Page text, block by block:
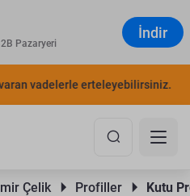
Pazaryeri
İndir
vadelerle erteleyebilirsiniz.
Çelik Profiller Kutu